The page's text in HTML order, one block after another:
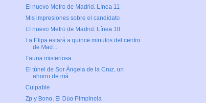
El nuevo Metro de Madrid. Línea 11
Mis impresiones sobre el candidato
El nuevo Metro de Madrid. Línea 10
La Elipa estará a quince minutos del centro
de Mad...
Fauna misteriosa
El túnel de Sor Ángela de la Cruz, un
ahorro de má...
Culpable
Zp y Bono, El Dúo Pimpinela